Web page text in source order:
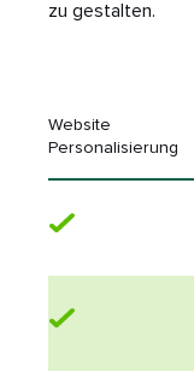
zu gestalten.
Website
Personalisierung